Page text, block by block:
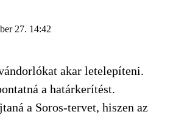
27. 14:42
akar letelepíteni.
a határkerítést.
a Soros-tervet, hiszen az